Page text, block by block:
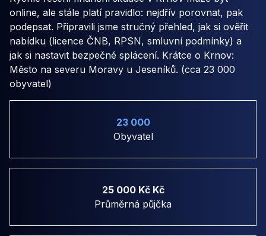
online, ale stále platí pravidlo: nejdřív porovnat, pak
podepsat. Připravili jsme stručný přehled, jak si ověřit
nabídku (licence ČNB, RPSN, smluvní podmínky) a
jak si nastavit bezpečné splácení. Krátce o Krnov:
Město na severu Moravy u Jeseníků. (cca 23 000
obyvatel)
23 000
Obyvatel
25 000 Kč Kč
Průměrná půjčka